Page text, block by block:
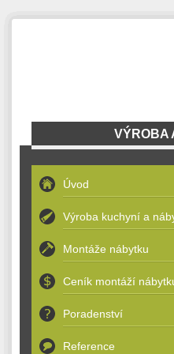
VÝROBA
Úvod
Výroba kuchyní a
Montáže nábytku
Ceník montáží
Poradenství
Reference